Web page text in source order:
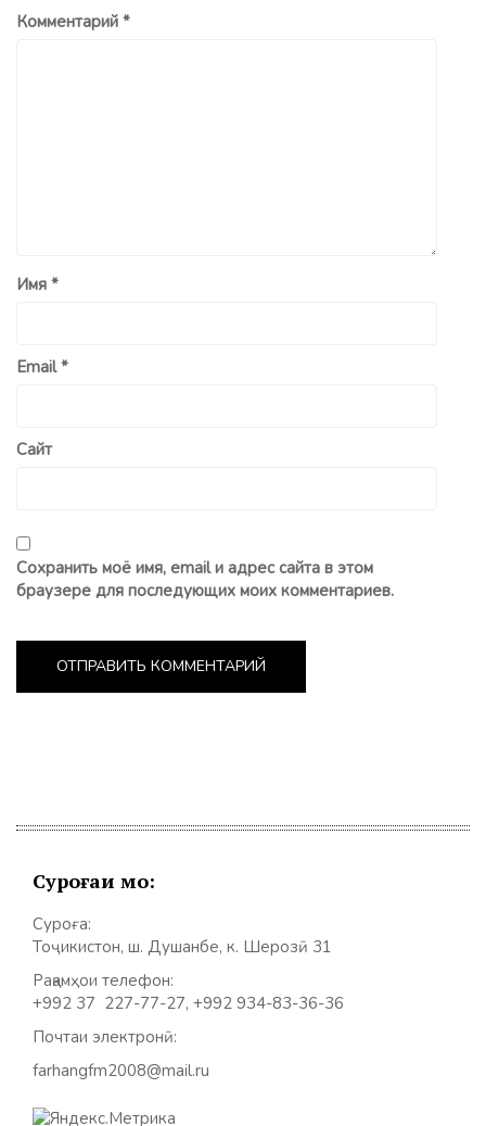
Комментарий *
Имя *
Email*
Сайт
Сохранить моё имя, email и адрес сайта в этом
браузере для последующих моих комментариев.
Суроғаи мо:
Суроға:
Тоҷикистон, ш. Душанбе, к. Шерозӣ 31
Рақамҳои телефон:
+992 37 227-77-27, +992 934-83-36-36
Почтаи электронӣ:
farhangfm2008@mail.ru